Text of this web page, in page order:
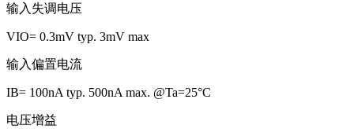
输入失调电压
VIO= 0.3mV typ. 3mV max
输入偏置电流
IB= 100nA typ. 500nA max. @Ta=25°C
电压增益